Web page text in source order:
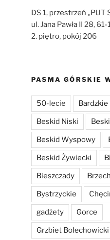
DS 1, przestrzeń „PUT
ul. Jana Pawła II 28,
2. piętro, pokój 206
PASMA GÓRSKIE
50-lecie Bardzkie
Beskid Niski
Beskid Wyspowy
Beskid Żywiecki
Bieszczady
Bystrzyckie
gadżety Gorce
Grzbiet Bolechowicki